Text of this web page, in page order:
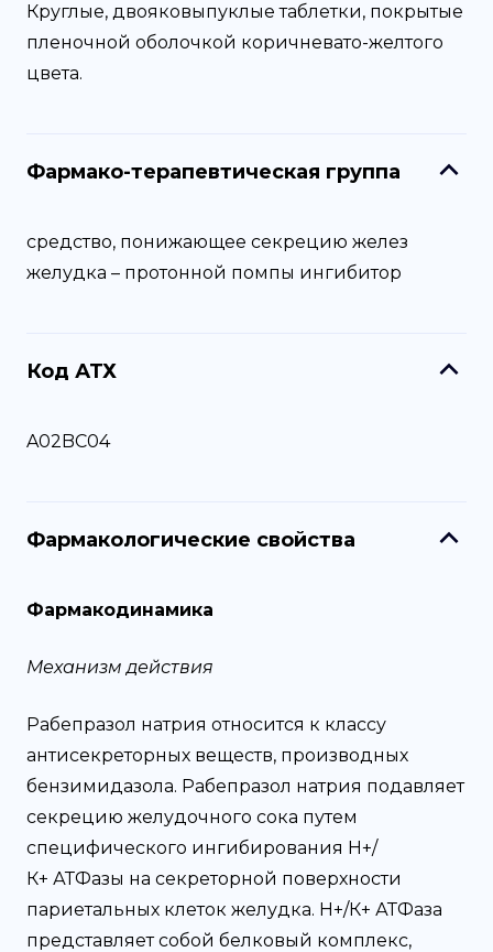
Круглые, двояковыпуклые таблетки, покрытые
пленочной оболочкой коричневато-желтого
цвета.
Фармако-терапевтическая группа
средство, понижающее секрецию желез
желудка – протонной помпы ингибитор
Код АТХ
A02BC04
Фармакологические свойства
Фармакодинамика
Механизм действия
Рабепразол натрия относится к классу
антисекреторных веществ, производных
бензимидазола. Рабепразол натрия подавляет
секрецию желудочного сока путем
специфического ингибирования Н+/
К+ АТФазы на секреторной поверхности
париетальных клеток желудка. Н+/К+ АТФаза
представляет собой белковый комплекс,